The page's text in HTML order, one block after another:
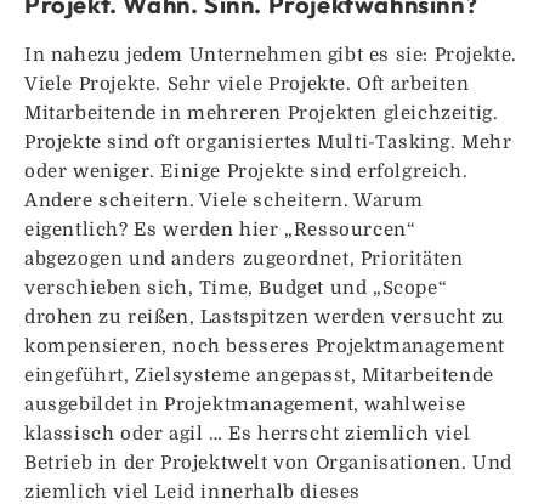
In nahezu jedem Unternehmen gibt es sie: Projekte.
Viele Projekte. Sehr viele Projekte. Oft arbeiten
Mitarbeitende in mehreren Projekten gleichzeitig.
Projekte sind oft organisiertes Multi-Tasking. Mehr
oder weniger. Einige Projekte sind erfolgreich.
Andere scheitern. Viele scheitern. Warum
eigentlich? Es werden hier „Ressourcen“
abgezogen und anders zugeordnet, Prioritäten
verschieben sich, Time, Budget und „Scope“
drohen zu reißen, Lastspitzen werden versucht zu
kompensieren, noch besseres Projektmanagement
eingeführt, Zielsysteme angepasst, Mitarbeitende
ausgebildet in Projektmanagement, wahlweise
klassisch oder agil … Es herrscht ziemlich viel
Betrieb in der Projektwelt von Organisationen. Und
ziemlich viel Leid innerhalb dieses